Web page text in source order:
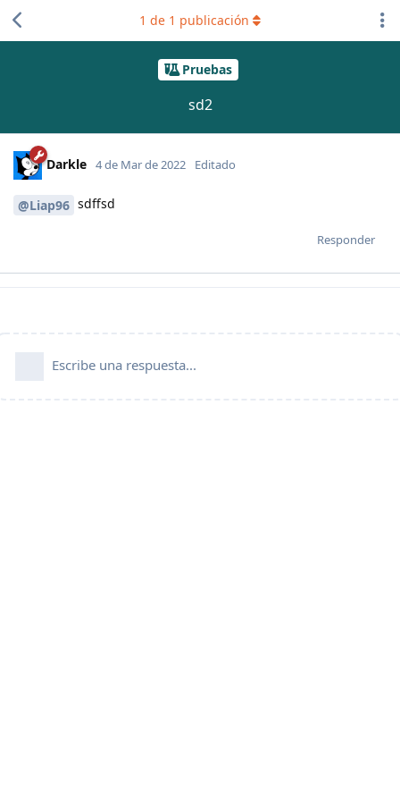
Pruebas
sd2
1 de 1 publicación
Darkle 4 de Mar de 2022 Editado
@Liap96 sdffsd
Responder
Escribe una respuesta...